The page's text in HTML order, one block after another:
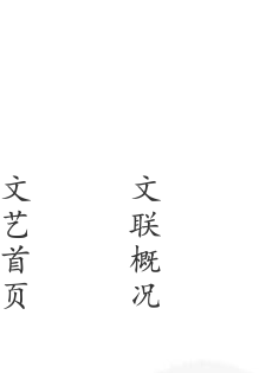
文
艺
首
页
文
联
概
况